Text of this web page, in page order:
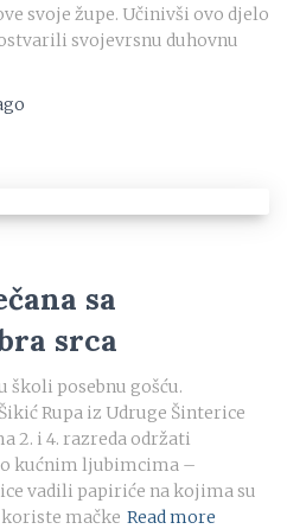
svoje župe. Učinivši ovo djelo
svojevrsnu duhovnu
sa
srca
školi posebnu gošću.
Rupa iz Udruge Šinterice
2. i 4. razreda održati
o kućnim ljubimcima –
vadili papiriće na kojima su
mačke Read more